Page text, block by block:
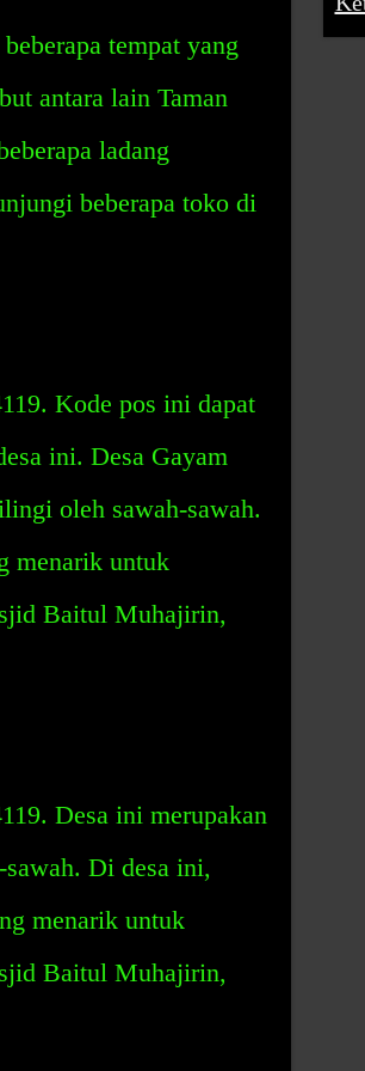
tempat yang
antara lain Taman
ladang
beberapa toko di
Kode pos ini dapat
ini. Desa Gayam
oleh sawah-sawah.
menarik untuk
Baitul Muhajirin,
Desa ini merupakan
Di desa ini,
menarik untuk
Baitul Muhajirin,